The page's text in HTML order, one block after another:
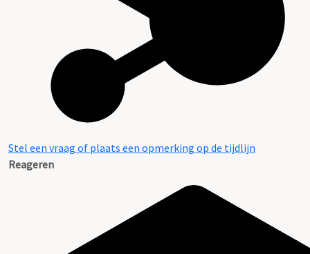
Stel een vraag of plaats een opmerking op de tijdlijn
Reageren